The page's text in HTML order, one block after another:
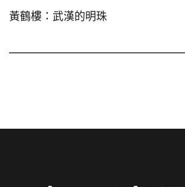
黃鶴樓：武漢的明珠